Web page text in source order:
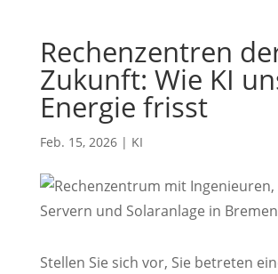
Rechenzentren
Zukunft: Wie KI
Energie frisst
Feb. 15, 2026| KI
Stellen Sie sich vor, Sie betreten